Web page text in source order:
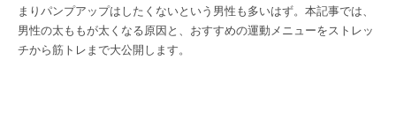
まりパンプアップはしたくないという男性も多いはず。本記事では、
男性の太ももが太くなる原因と、おすすめの運動メニューをストレッ
チから筋トレまで大公開します。